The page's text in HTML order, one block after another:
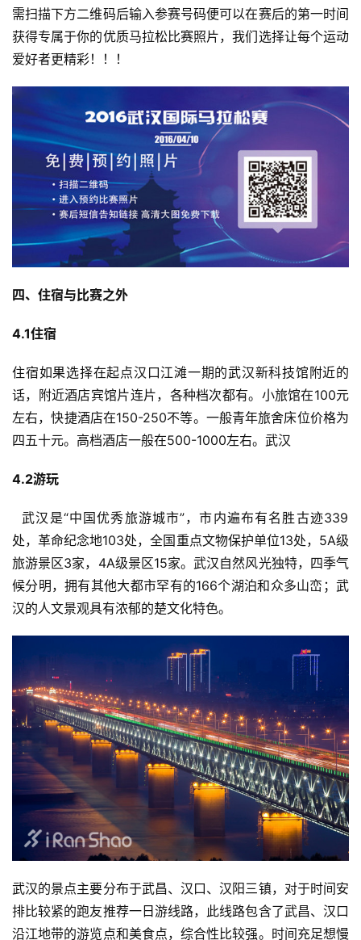
需扫描下方二维码后输入参赛号码便可以在赛后的第一时间
获得专属于你的优质马拉松比赛照片，我们选择让每个运动
爱好者更精彩！！！
四、住宿与比赛之外
4.1住宿
住宿如果选择在起点汉口江滩一期的武汉新科技馆附近的
话，附近酒店宾馆片连片，各种档次都有。小旅馆在100元
左右，快捷酒店在150-250不等。一般青年旅舍床位价格为
四五十元。高档酒店一般在500-1000左右。武汉
4.2游玩
  武汉是“中国优秀旅游城市”，市内遍布有名胜古迹339
处，革命纪念地103处，全国重点文物保护单位13处，5A级
旅游景区3家，4A级景区15家。武汉自然风光独特，四季气
候分明，拥有其他大都市罕有的166个湖泊和众多山峦；武
汉的人文景观具有浓郁的楚文化特色。
武汉的景点主要分布于武昌、汉口、汉阳三镇，对于时间安
排比较紧的跑友推荐一日游线路，此线路包含了武昌、汉口
沿江地带的游览点和美食点，综合性比较强。时间充足想慢